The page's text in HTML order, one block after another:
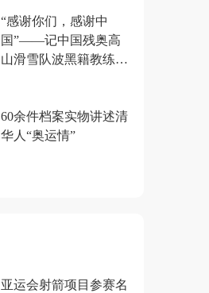
“感谢你们，感谢中
国”——记中国残奥高
山滑雪队波黑籍教练莱
60余件档案实物讲述清
华人“奥运情”
亚运会射箭项目参赛名